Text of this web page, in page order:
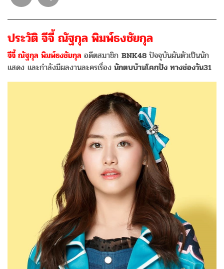
ประวัติ จีจี้ ณัฐกุล พิมพ์ธงชัยกุล
จีจี้ ณัฐกุล พิมพ์ธงชัยกุล อดีตสมาชิก BNK48 ปัจจุบันผันตัวเป็นนัก
แสดง และกำลังมีผลงานละครเรื่อง นักตบบ้านโคกปัง ทางช่องวัน31